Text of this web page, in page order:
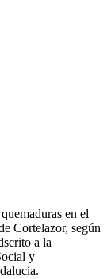
en el
Cortelazor, según
a la
y